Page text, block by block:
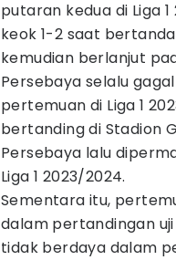
putaran kedua di Liga
keok 1-2 saat
kemudian berlanjut
Persebaya selalu
pertemuan di Liga 1
bertanding di Stadion
Persebaya lalu
Liga 1 2023/2024.
Sementara itu,
dalam pertandingan
tidak berdaya dalam